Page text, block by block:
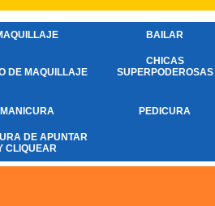
BAILAR
DE MAQUILLAJE
CHICAS
SUPERPODEROSAS
MANICURA PEDICURA
DE APUNTAR
CLIQUEAR